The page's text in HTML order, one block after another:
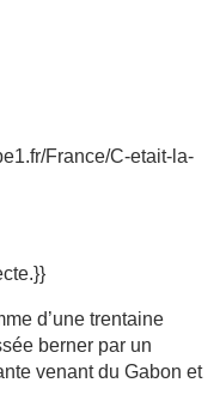
France/C-etait-la-
d’une trentaine
berner par un
venant du Gabon et